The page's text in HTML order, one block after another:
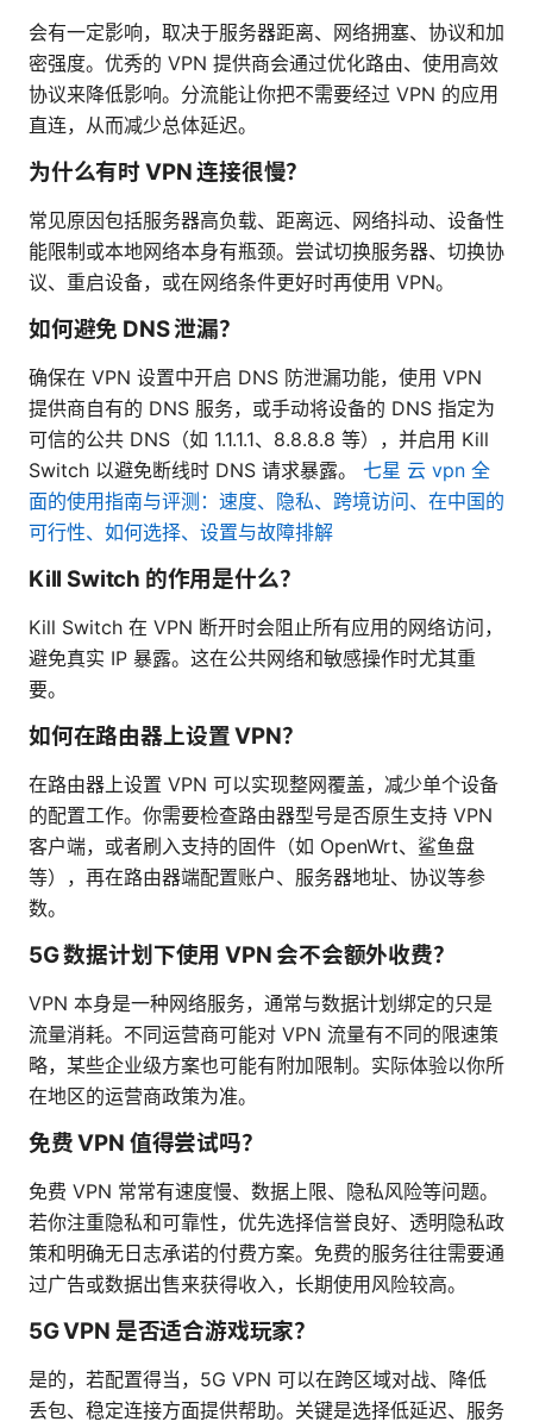
会有一定影响，取决于服务器距离、网络拥塞、协议和加
密强度。优秀的 VPN 提供商会通过优化路由、使用高效
协议来降低影响。分流能让你把不需要经过 VPN 的应用
直连，从而减少总体延迟。
为什么有时 VPN 连接很慢？
常见原因包括服务器高负载、距离远、网络抖动、设备性
能限制或本地网络本身有瓶颈。尝试切换服务器、切换协
议、重启设备，或在网络条件更好时再使用 VPN。
如何避免 DNS 泄漏？
确保在 VPN 设置中开启 DNS 防泄漏功能，使用 VPN
提供商自有的 DNS 服务，或手动将设备的 DNS 指定为
可信的公共 DNS（如 1.1.1.1、8.8.8.8 等），并启用 Kill
Switch 以避免断线时 DNS 请求暴露。 七星 云 vpn 全
面的使用指南与评测：速度、隐私、跨境访问、在中国的
可行性、如何选择、设置与故障排解
Kill Switch 的作用是什么？
Kill Switch 在 VPN 断开时会阻止所有应用的网络访问，
避免真实 IP 暴露。这在公共网络和敏感操作时尤其重
要。
如何在路由器上设置 VPN？
在路由器上设置 VPN 可以实现整网覆盖，减少单个设备
的配置工作。你需要检查路由器型号是否原生支持 VPN
客户端，或者刷入支持的固件（如 OpenWrt、鲨鱼盘
等），再在路由器端配置账户、服务器地址、协议等参
数。
5G 数据计划下使用 VPN 会不会额外收费？
VPN 本身是一种网络服务，通常与数据计划绑定的只是
流量消耗。不同运营商可能对 VPN 流量有不同的限速策
略，某些企业级方案也可能有附加限制。实际体验以你所
在地区的运营商政策为准。
免费 VPN 值得尝试吗？
免费 VPN 常常有速度慢、数据上限、隐私风险等问题。
若你注重隐私和可靠性，优先选择信誉良好、透明隐私政
策和明确无日志承诺的付费方案。免费的服务往往需要通
过广告或数据出售来获得收入，长期使用风险较高。
5G VPN 是否适合游戏玩家？
是的，若配置得当，5G VPN 可以在跨区域对战、降低
丢包、稳定连接方面提供帮助。关键是选择低延迟、服务